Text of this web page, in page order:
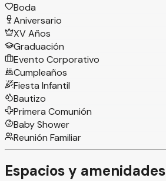
Boda
Aniversario
XV Años
Graduación
Evento Corporativo
Cumpleaños
Fiesta Infantil
Bautizo
Primera Comunión
Baby Shower
Reunión Familiar
Espacios y amenidades